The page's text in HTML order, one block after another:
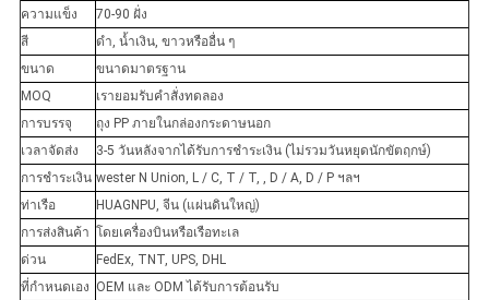
ความแข็ง
70-90 ฝั่ง
สี
ดำ, น้ำเงิน, ขาวหรืออื่น ๆ
ขนาด
ขนาดมาตรฐาน
MOQ
เรายอมรับคำสั่งทดลอง
การบรรจุ
ถุง PP ภายในกล่องกระดาษนอก
เวลาจัดส่ง
3-5 วันหลังจากได้รับการชำระเงิน (ไม่รวมวันหยุดนักขัตฤกษ์)
การชำระเงิน wester N Union, L / C, T / T, , D / A, D / P ฯลฯ
ท่าเรือ
HUAGNPU, จีน (แผ่นดินใหญ่)
การส่งสินค้า โดยเครื่องบินหรือเรือทะเล
ด่วน
FedEx, TNT, UPS, DHL
ที่กำหนดเอง OEM และ ODM ได้รับการต้อนรับ